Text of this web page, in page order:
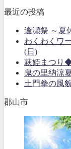
最近の投稿
逢瀬祭 ～夏
わくわくワ
(日)
萩姫まつり
鬼の里納涼
土門拳の風
郡山市